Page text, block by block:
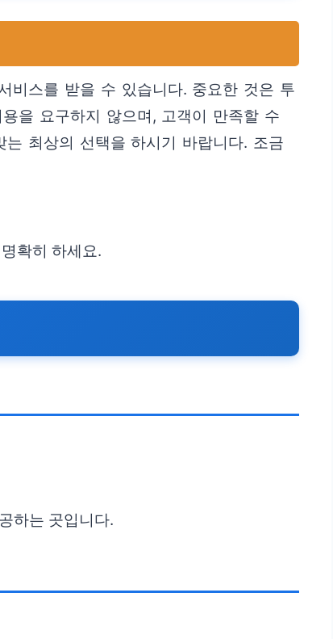
비스를 받을 수 있습니다. 중요한 것은 투
을 요구하지 않으며, 고객이 만족할 수
최상의 선택을 하시기 바랍니다. 조금
확히 하세요.
하는 곳입니다.